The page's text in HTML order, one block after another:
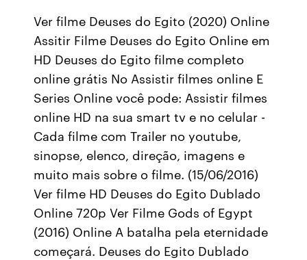
Ver filme Deuses do Egito (2020) Online
Assitir Filme Deuses do Egito Online em
HD Deuses do Egito filme completo
online grátis No Assistir filmes online E
Series Online você pode: Assistir filmes
online HD na sua smart tv e no celular -
Cada filme com Trailer no youtube,
sinopse, elenco, direção, imagens e
muito mais sobre o filme. (15/06/2016)
Ver filme HD Deuses do Egito Dublado
Online 720p Ver Filme Gods of Egypt
(2016) Online A batalha pela eternidade
começará. Deuses do Egito Dublado